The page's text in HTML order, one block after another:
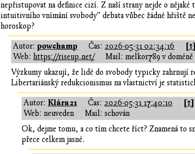
nepřistupovat na definice cizí. Z naší strany nejde o
intuitivního vnímání svobody" debata vůbec žádné hřiště
horoskop?
Autor:powchamp Čas: 2026-05-31 02:34:16 [↑]
Web:https://riseup.net/
Mail: melkor789 v
Výzkumy ukazují, že lidé do svobody typicky zahrnují
Libertariánský redukcionismus na vlastnictví je
Autor:Klára21 Čas: 2026-05-31 17:40:10 [↑]
Web: neuveden
Mail: schován
Ok, dejme tomu, a co tím chcete říct? Znamená to
přece celkem jasné.